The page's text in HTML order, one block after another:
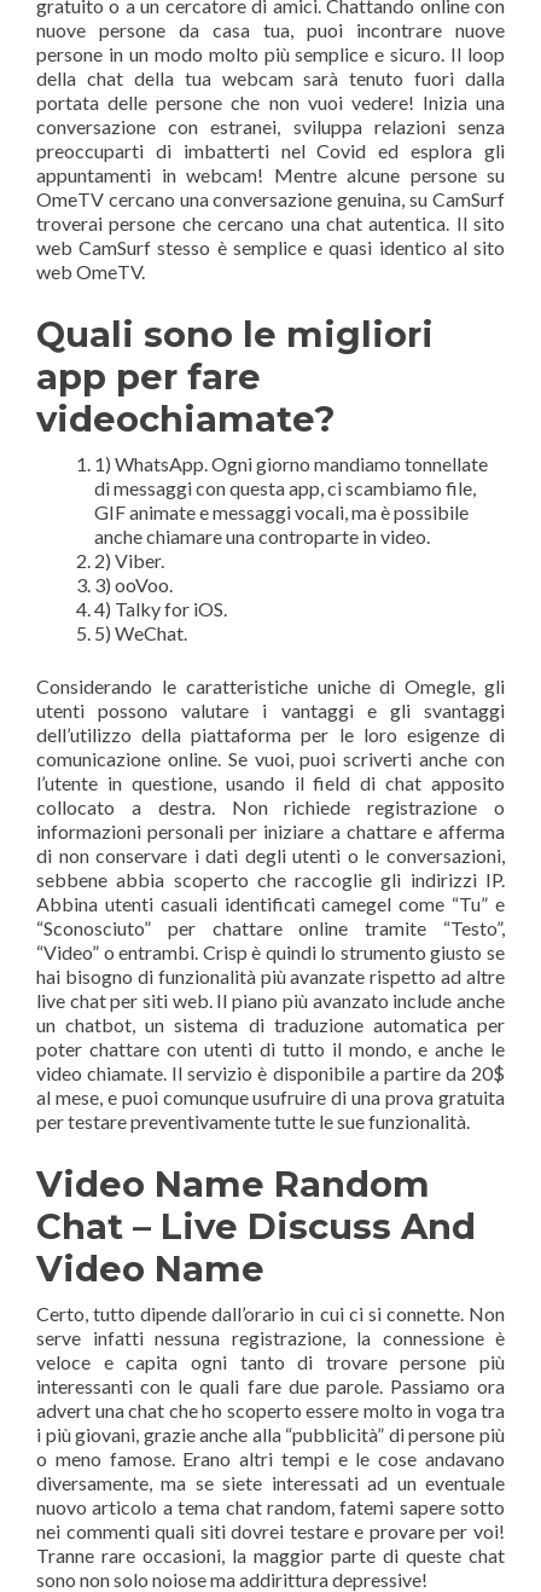
gratuito o a un cercatore di amici. Chattando online con
nuove persone da casa tua, puoi incontrare nuove
persone in un modo molto più semplice e sicuro. Il loop
della chat della tua webcam sarà tenuto fuori dalla
portata delle persone che non vuoi vedere! Inizia una
conversazione con estranei, sviluppa relazioni senza
preoccuparti di imbatterti nel Covid ed esplora gli
appuntamenti in webcam! Mentre alcune persone su
OmeTV cercano una conversazione genuina, su CamSurf
troverai persone che cercano una chat autentica. Il sito
web CamSurf stesso è semplice e quasi identico al sito
web OmeTV.
Quali sono le migliori
app per fare
videochiamate?
1) WhatsApp. Ogni giorno mandiamo tonnellate
di messaggi con questa app, ci scambiamo file,
GIF animate e messaggi vocali, ma è possibile
anche chiamare una controparte in video.
2) Viber.
3) ooVoo.
4) Talky for iOS.
5) WeChat.
Considerando le caratteristiche uniche di Omegle, gli
utenti possono valutare i vantaggi e gli svantaggi
dell’utilizzo della piattaforma per le loro esigenze di
comunicazione online. Se vuoi, puoi scriverti anche con
l’utente in questione, usando il field di chat apposito
collocato a destra. Non richiede registrazione o
informazioni personali per iniziare a chattare e afferma
di non conservare i dati degli utenti o le conversazioni,
sebbene abbia scoperto che raccoglie gli indirizzi IP.
Abbina utenti casuali identificati camegel come “Tu” e
“Sconosciuto” per chattare online tramite “Testo”,
“Video” o entrambi. Crisp è quindi lo strumento giusto se
hai bisogno di funzionalità più avanzate rispetto ad altre
live chat per siti web. Il piano più avanzato include anche
un chatbot, un sistema di traduzione automatica per
poter chattare con utenti di tutto il mondo, e anche le
video chiamate. Il servizio è disponibile a partire da 20$
al mese, e puoi comunque usufruire di una prova gratuita
per testare preventivamente tutte le sue funzionalità.
Video Name Random
Chat – Live Discuss And
Video Name
Certo, tutto dipende dall’orario in cui ci si connette. Non
serve infatti nessuna registrazione, la connessione è
veloce e capita ogni tanto di trovare persone più
interessanti con le quali fare due parole. Passiamo ora
advert una chat che ho scoperto essere molto in voga tra
i più giovani, grazie anche alla “pubblicità” di persone più
o meno famose. Erano altri tempi e le cose andavano
diversamente, ma se siete interessati ad un eventuale
nuovo articolo a tema chat random, fatemi sapere sotto
nei commenti quali siti dovrei testare e provare per voi!
Tranne rare occasioni, la maggior parte di queste chat
sono non solo noiose ma addirittura depressive!